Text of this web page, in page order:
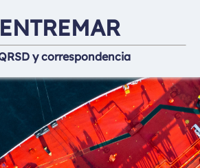
y correspondencia